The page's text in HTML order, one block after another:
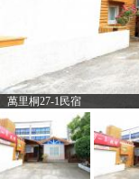
萬里桐27-1民宿